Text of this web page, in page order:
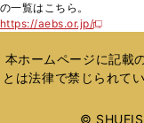
の一覧はこちら。
https://aebs.or.jp/
新
い
ウ
ィ
本ホームページに記載
とは法律で禁じられて
©